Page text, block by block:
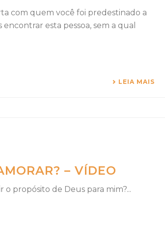
com quem você foi predestinado a
esta pessoa, sem a qual
LEIA MAIS
– VÍDEO
propósito de Deus para mim?...